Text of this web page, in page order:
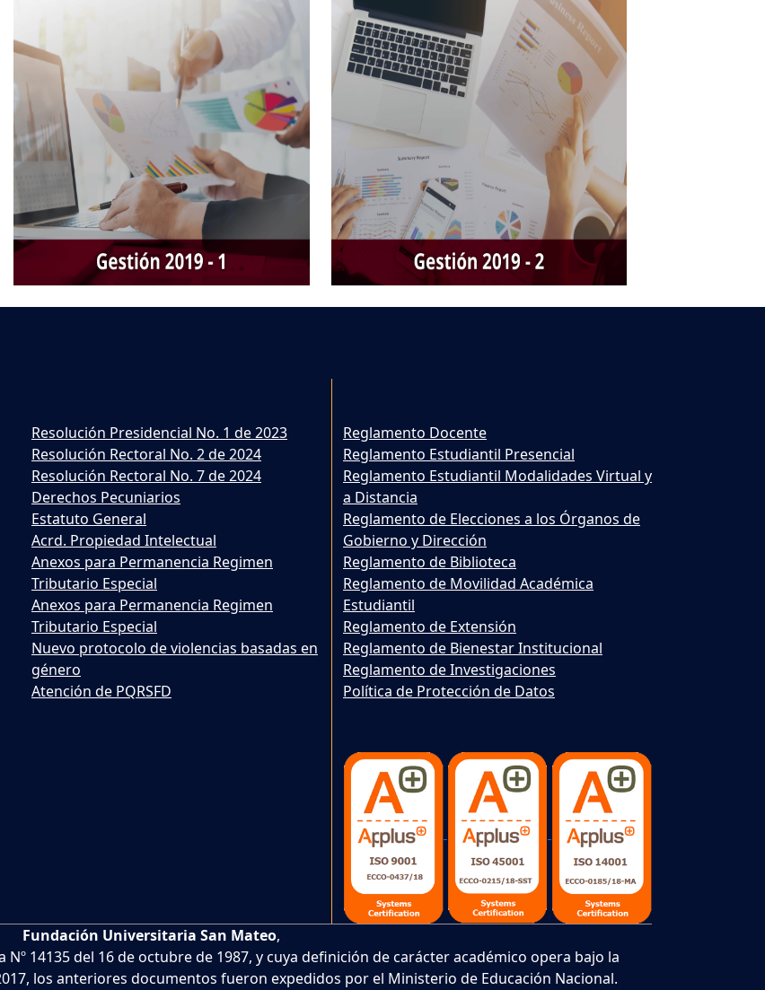
Resolución Presidencial No. 1 de 2023
Resolución Rectoral No. 2 de 2024
Resolución Rectoral No. 7 de 2024
Derechos Pecuniarios
Estatuto General
Acrd. Propiedad Intelectual
Anexos para Permanencia Regimen
Tributario Especial
Anexos para Permanencia Regimen
Tributario Especial
Nuevo protocolo de violencias basadas en
género
Atención de PQRSFD
Reglamento Docente
Reglamento Estudiantil Presencial
Reglamento Estudiantil Modalidades Virtual y
a Distancia
Reglamento de Elecciones a los Órganos de
Gobierno y Dirección
Reglamento de Biblioteca
Reglamento de Movilidad Académica
Estudiantil
Reglamento de Extensión
Reglamento de Bienestar Institucional
Reglamento de Investigaciones
Política de Protección de Datos
Fundación Universitaria San Mateo,
14135 del 16 de octubre de 1987, y cuya definición de carácter académico opera bajo la
los anteriores documentos fueron expedidos por el Ministerio de Educación Nacional.